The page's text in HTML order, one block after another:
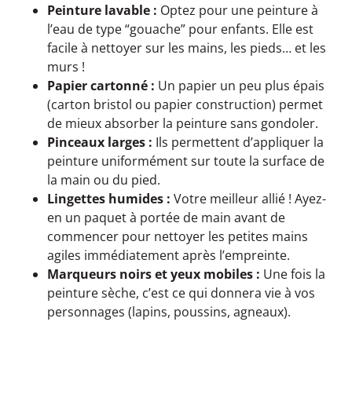
Peinture lavable : Optez pour une peinture à
l’eau de type “gouache” pour enfants. Elle est
facile à nettoyer sur les mains, les pieds… et les
murs !
Papier cartonné : Un papier un peu plus épais
(carton bristol ou papier construction) permet
de mieux absorber la peinture sans gondoler.
Pinceaux larges : Ils permettent d’appliquer la
peinture uniformément sur toute la surface de
la main ou du pied.
Lingettes humides : Votre meilleur allié ! Ayez-
en un paquet à portée de main avant de
commencer pour nettoyer les petites mains
agiles immédiatement après l’empreinte.
Marqueurs noirs et yeux mobiles : Une fois la
peinture sèche, c’est ce qui donnera vie à vos
personnages (lapins, poussins, agneaux).